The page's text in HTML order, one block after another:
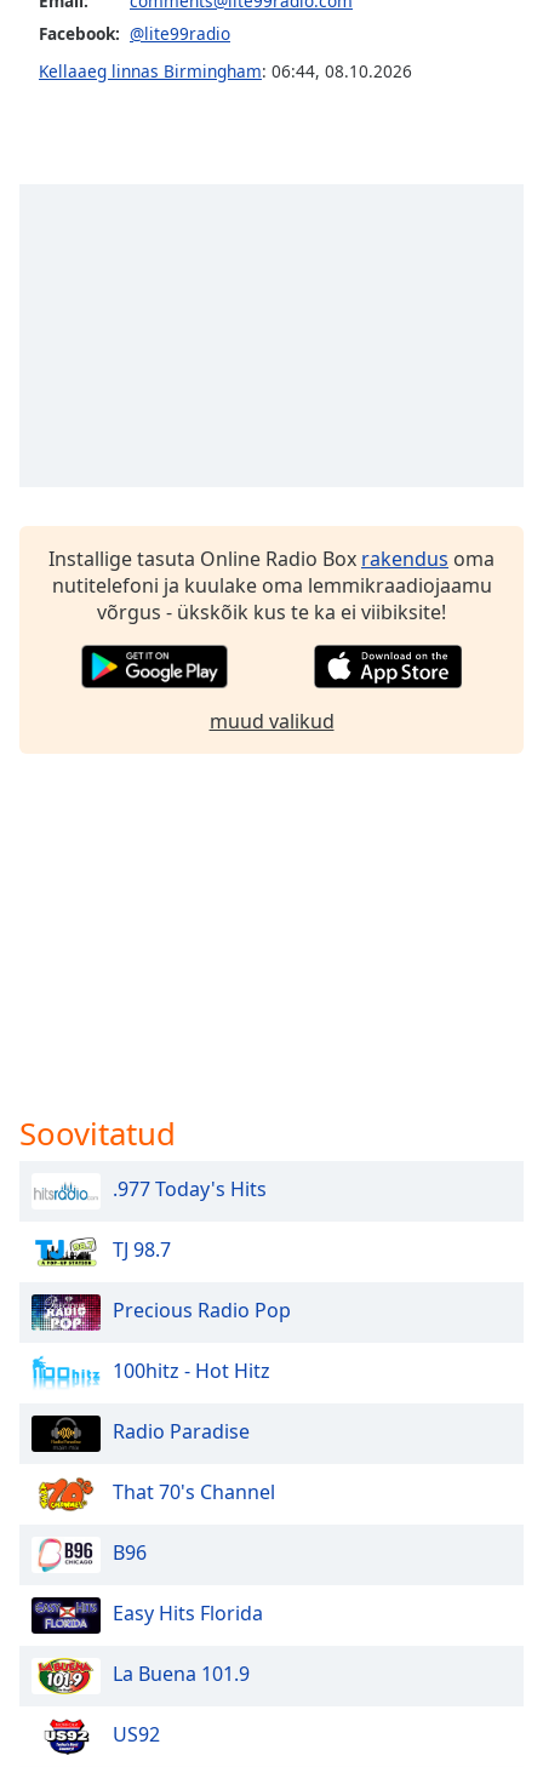
Opacity
Family
End
Facebook: @lite99radio
Kellaaeg linnas Birmingham: 06:44, 08.10.2026
Installige tasuta Online Radio Box rakendus oma
nutitelefoni ja kuulake oma lemmikraadiojaamu
võrgus - ükskõik kus te ka ei viibiksite!
muud valikud
Soovitatud
.977 Today's Hits
TJ 98.7
Precious Radio Pop
100hitz - Hot Hitz
Radio Paradise
That 70's Channel
B96
Easy Hits Florida
La Buena 101.9
US92